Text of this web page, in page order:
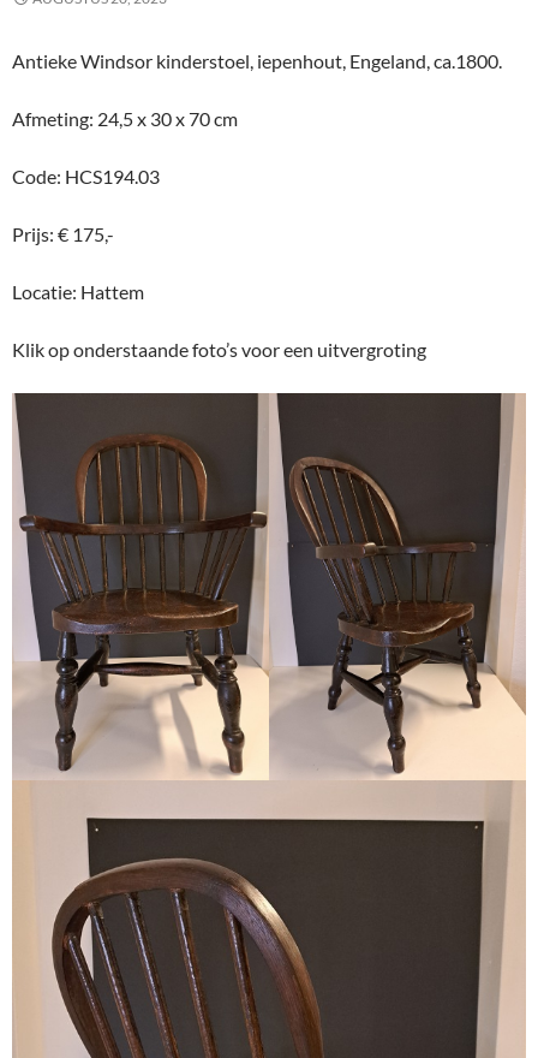
Antieke Windsor kinderstoel, iepenhout, Engeland, ca.1800.
Afmeting: 24,5 x 30 x 70 cm
Code: HCS194.03
Prijs: € 175,-
Locatie: Hattem
Klik op onderstaande foto’s voor een uitvergroting